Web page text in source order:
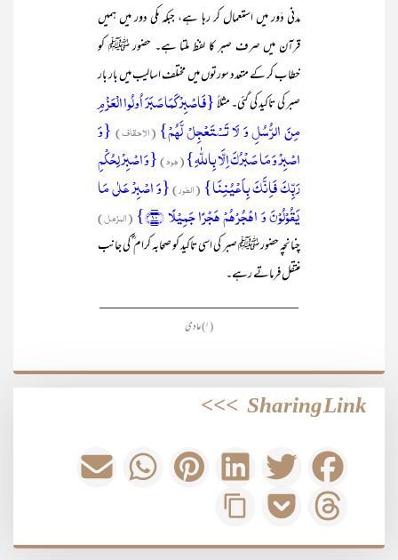
مدنی دَور میں استعمال کر رہا ہے، جبکہ مکی دور میں ہمیں
قرآن میں صرف صبر کا لفظ ملتا ہے۔ حضور ﷺ کو
خطاب کر کے متعدد سورتوں میں مختلف اسالیب میں بار بار
صبر کی تاکید کی گئی۔ مثلاً{فَاصۡبِرۡ کَمَا صَبَرَ اُولُوا الۡعَزۡمِ
مِنَ الرُّسُلِ وَ لَا تَسۡتَعۡجِلۡ لَّہُمۡ}(الاحقاف) {وَ
اصۡبِرۡ وَ مَا صَبۡرُکَ اِلَّا بِاللّٰہِ}(ھود){وَ اصۡبِرۡ لِحُکۡمِ
رَبِّکَ فَاِنَّکَ بِاَعۡیُنِنَا}(الطور){وَ اصۡبِرۡ عَلٰی مَا
یَقُوۡلُوۡنَ وَ اہۡجُرۡہُمۡ ہَجۡرًا جَمِیۡلًا ﴿۱۰﴾}
(المزمل)
چنانچہ حضور ﷺ صبر کی اسی تاکید کو صحابہ کرام ؓ کی جانب
منتقل فرماتے رہے۔
____________________________
(۱) عادی
Sharing Link
>>>